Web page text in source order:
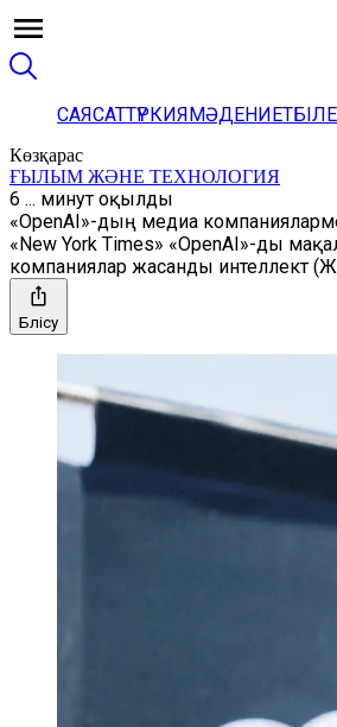
САЯСАТТҮРКИЯМӘДЕНИЕТ
Көзқарас
ҒЫЛЫМ ЖӘНЕ ТЕХНОЛОГИЯ
6 ... минут оқылды
«OpenAI»-дың медиа
«New York Times» «OpenAI»-ды
компаниялар жасанды интеллект
Бөлісу